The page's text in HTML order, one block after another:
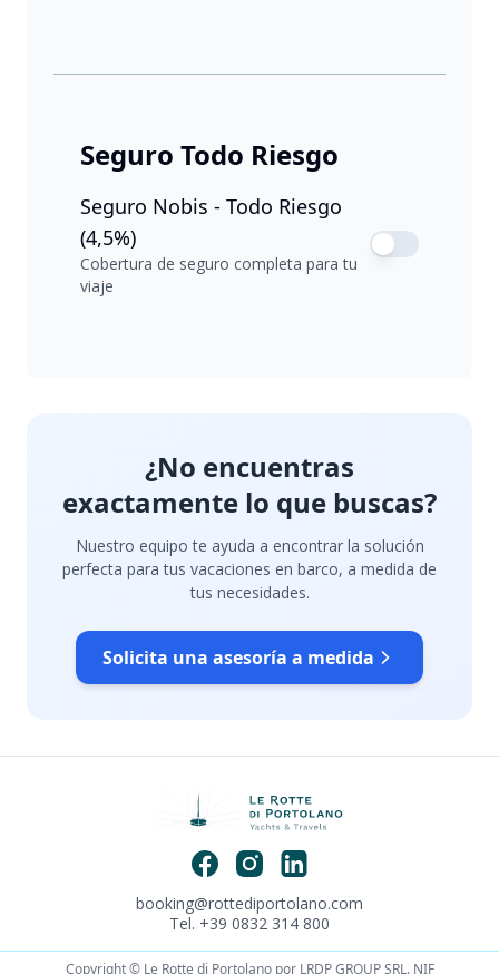
Seguro Todo Riesgo
Seguro Nobis - Todo Riesgo
(4,5%)
Cobertura de seguro completa para tu
viaje
¿No encuentras
exactamente lo que buscas?
Nuestro equipo te ayuda a encontrar la solución
perfecta para tus vacaciones en barco, a medida de
tus necesidades.
Solicita una asesoría a medida
booking@rottediportolano.com
Tel. +39 0832 314 800
Copyright © Le Rotte di Portolano por LRDP GROUP SRL. NIF